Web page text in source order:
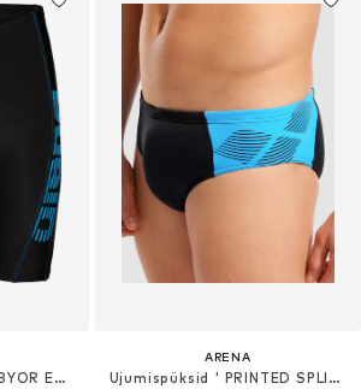
Spordiujumispüksid 'BYOR EVO JAMMER'
ARENA
Ujumispüksid ' PRINTED SPLICE'